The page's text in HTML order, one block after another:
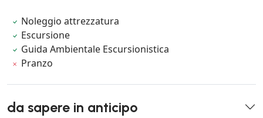
Noleggio attrezzatura
Escursione
Guida Ambientale Escursionistica
Pranzo
da sapere in anticipo